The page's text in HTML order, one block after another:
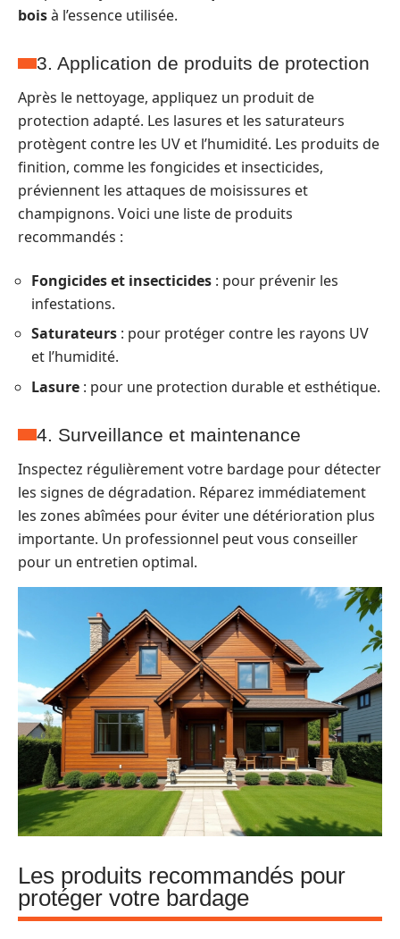
boisà l’essence utilisée.
3. Application de produits de protection
Après le nettoyage, appliquez un produit de
protection adapté. Les lasures et les saturateurs
protègent contre les UV et l’humidité. Les produits de
finition, comme les fongicides et insecticides,
préviennent les attaques de moisissures et
champignons. Voici une liste de produits
recommandés :
Fongicides et insecticides : pour prévenir les
infestations.
Saturateurs : pour protéger contre les rayons UV
et l’humidité.
Lasure : pour une protection durable et esthétique.
4. Surveillance et maintenance
Inspectez régulièrement votre bardage pour détecter
les signes de dégradation. Réparez immédiatement
les zones abîmées pour éviter une détérioration plus
importante. Un professionnel peut vous conseiller
pour un entretien optimal.
Les produits recommandés pour
protéger votre bardage